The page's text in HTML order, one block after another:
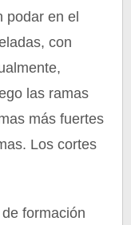
podar en el
con
las ramas
más fuertes
Los cortes
formación